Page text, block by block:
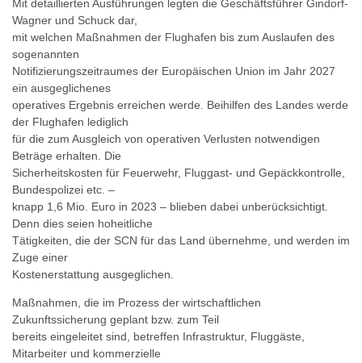
Mit detaillierten Ausführungen legten die Geschäftsführer Gindorf-
Wagner und Schuck dar,
mit welchen Maßnahmen der Flughafen bis zum Auslaufen des
sogenannten
Notifizierungszeitraumes der Europäischen Union im Jahr 2027
ein ausgeglichenes
operatives Ergebnis erreichen werde. Beihilfen des Landes werde
der Flughafen lediglich
für die zum Ausgleich von operativen Verlusten notwendigen
Beträge erhalten. Die
Sicherheitskosten für Feuerwehr, Fluggast- und Gepäckkontrolle,
Bundespolizei etc. –
knapp 1,6 Mio. Euro in 2023 – blieben dabei unberücksichtigt.
Denn dies seien hoheitliche
Tätigkeiten, die der SCN für das Land übernehme, und werden im
Zuge einer
Kostenerstattung ausgeglichen.
Maßnahmen, die im Prozess der wirtschaftlichen
Zukunftssicherung geplant bzw. zum Teil
bereits eingeleitet sind, betreffen Infrastruktur, Fluggäste,
Mitarbeiter und kommerzielle